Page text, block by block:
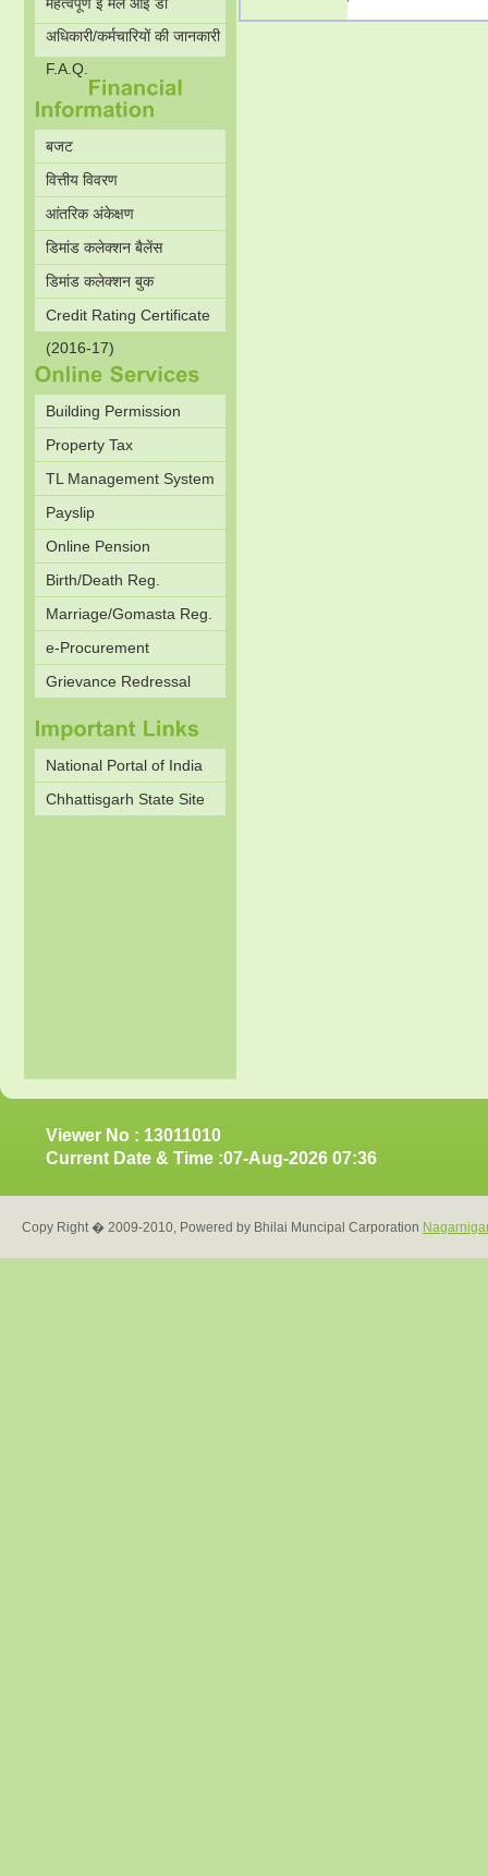
अधिकारी/कर्मचारियों की जानकारी
F.A.Q.
बजट
वित्तीय विवरण
आंतरिक अंकेक्षण
डिमांड कलेक्शन बैलेंस
डिमांड कलेक्शन बुक
Credit Rating Certificate
(2016-17)
Building Permission
Property Tax
TL Management System
Payslip
Online Pension
Birth/Death Reg.
Marriage/Gomasta Reg.
e-Procurement
Grievance Redressal
National Portal of India
Chhattisgarh State Site
Viewer No : 13011010
Current Date & Time :07-Aug-2026 07:36
Copy Right � 2009-2010, Powered by Bhilai Muncipal Carporation